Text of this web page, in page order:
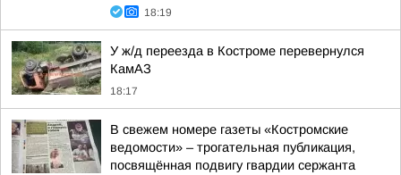
18:19
У ж/д переезда в Костроме перевернулся
КамАЗ
18:17
В свежем номере газеты «Костромские
ведомости» – трогательная публикация,
посвящённая подвигу гвардии сержанта